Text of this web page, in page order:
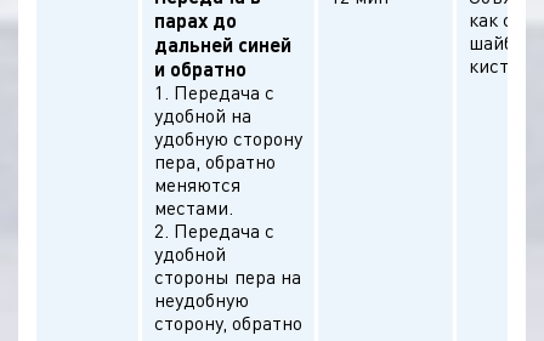
парах до
дальней синей
и обратно
1. Передача с
удобной на
удобную сторону
пера, обратно
меняются
местами.
2. Передача с
удобной
стороны пера на
неудобную
сторону, обратно
как
шайбы,